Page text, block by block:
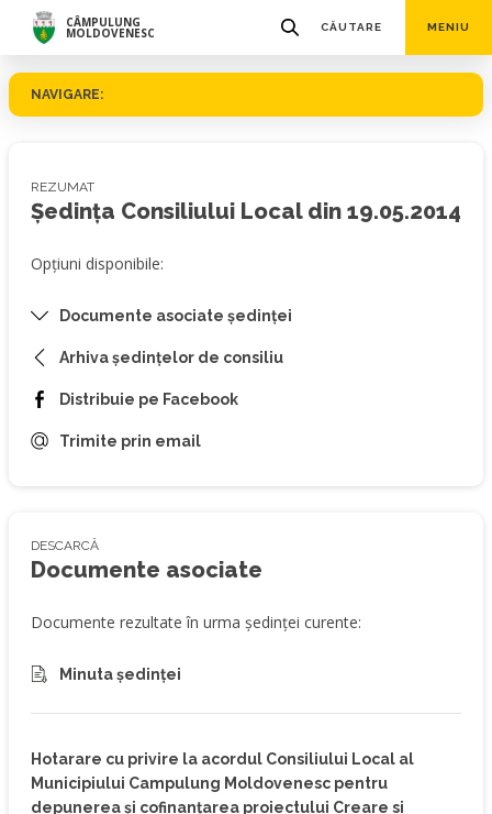
CÂMPULUNG
MOLDOVENESC CĂUTARE MENIU
NAVIGARE:
DESCARCĂ
Documente asociate
Documente rezultate în urma ședinței curente:
Minuta ședinței
Hotarare cu privire la acordul Consiliului Local al
Municipiului Campulung Moldovenesc pentru
depunerea şi cofinanţarea proiectului Creare si
REZUMAT
Ședința Consiliului Local din 19.05.2014
Opțiuni disponibile:
Documente asociate ședinței
Arhiva ședințelor de consiliu
Distribuie pe Facebook
Trimite prin email